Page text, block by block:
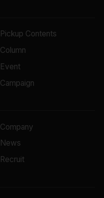
Pickup Contents
Column
Event
Campaign
Company
News
Recruit